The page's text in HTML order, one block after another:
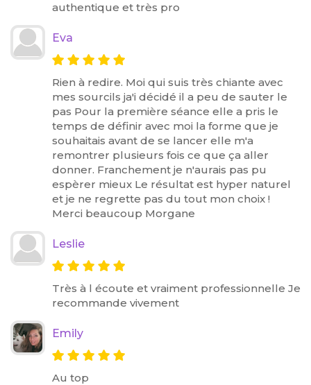
authentique et très pro
Eva
Rien à redire. Moi qui suis très chiante avec
mes sourcils ja'i décidé il a peu de sauter le
pas Pour la première séance elle a pris le
temps de définir avec moi la forme que je
souhaitais avant de se lancer elle m'a
remontrer plusieurs fois ce que ça aller
donner. Franchement je n'aurais pas pu
espèrer mieux Le résultat est hyper naturel
et je ne regrette pas du tout mon choix !
Merci beaucoup Morgane
Leslie
Très à l écoute et vraiment professionnelle Je
recommande vivement
Emily
Au top